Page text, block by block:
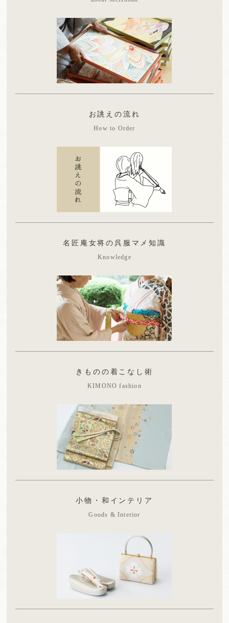
お誂えの流れ
How to Order
名匠庵女将の呉服マメ知識
Knowledge
きものの着こなし術
KIMONO fashion
小物・和インテリア
Goods & Interior